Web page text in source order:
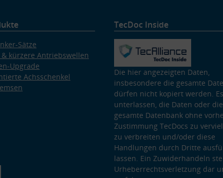
Sätze
kürzere Antriebswellen
Upgrade
Achsschenkel
TecDoc Inside
Die hier angezeigten Daten,
insbesondere die gesamte
dürfen nicht kopiert werden.
unterlassen, die Daten oder die
gesamte Datenbank ohne
Zustimmung TecDocs zu
zu verbreiten und/oder diese
Handlungen durch Dritte
lassen. Ein Zuwiderhandeln
Urheberrechtsverletzung dar